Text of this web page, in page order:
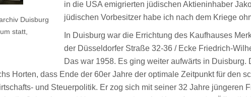
Duisburg
statt,
in die USA emigrierten jüdischen Aktieninhaber
jüdischen Vorbesitzer habe ich nach dem Kriege
In Duisburg war die Errichtung des Kaufhauses
der Düsseldorfer Straße 32-36 / Ecke Friedrich-
Das war 1958. Es ging weiter aufwärts in
Horten, dass Ende der 60er Jahre der optimale Zeitpunkt für den
und Steuerpolitik. Er zog sich mit seiner 32 Jahre jüngeren